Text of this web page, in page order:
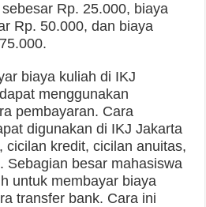
Rp. 25.000, biaya
Rp. 50.000, dan biaya
biaya kuliah di IKJ
menggunakan
pembayaran. Cara
digunakan di IKJ Jakarta
cicilan kredit, cicilan anuitas,
Sebagian besar mahasiswa
untuk membayar biaya
transfer bank. Cara ini